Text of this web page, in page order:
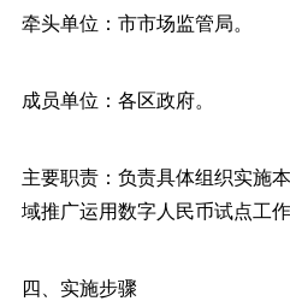
牵头单位：市市场监管局。
成员单位：各区政府。
主要职责：负责具体组织实施
域推广运用数字人民币试点工作
四、实施步骤